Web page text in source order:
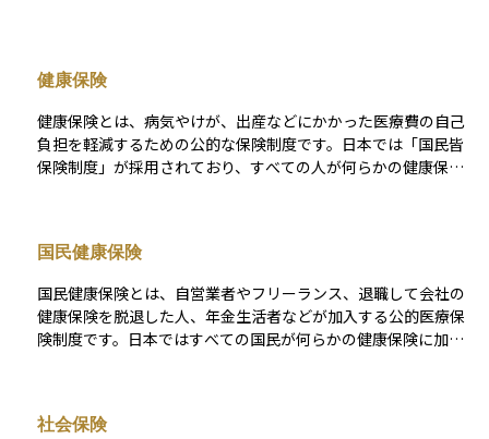
健康保険
健康保険とは、病気やけが、出産などにかかった医療費の自己
負担を軽減するための公的な保険制度です。日本では「国民皆
保険制度」が採用されており、すべての人が何らかの健康保険
収入などに応じて決まり、原則として医療費の自己負担は3割で
済みます。また、扶養されている家族（被扶養者）も一定の条
件を満たせば保険の対象となり、個別に保険料を支払わなくて
も医療サービスを受けられる仕組みになっています。健康保険
は日常生活の安心を支える基本的な社会保障制度のひとつで
国民健康保険
国民健康保険とは、自営業者やフリーランス、退職して会社の
健康保険を脱退した人、年金生活者などが加入する公的医療保
険制度です。日本ではすべての国民が何らかの健康保険に加入
加入・脱退の手続きや保険料の納付、医療費の給付などは、住
社会保険